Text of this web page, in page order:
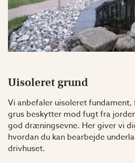
Uisoleret grund
Vi anbefaler uisoleret fundament,
grus beskytter mod fugt fra
god dræningsevne. Her giver vi
hvordan du kan bearbejde
drivhuset.